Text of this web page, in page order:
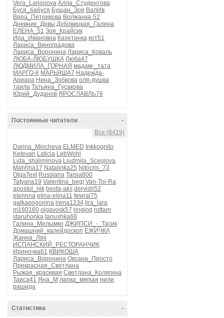
Vera_Larionova Алла_Студентова
Буся_бабуся Бущан_Зоя ВалИв
Вера_Петрикова Волжанка-52
Дневник_Девы Дубовицкая_Галина
ЕЛЕНА_51 Зоя_Крайсик
Ира_Ивановна Кахетинка кот51
Лариса_Виноградова
Лариса_Воронина Лариса_Коваль
ЛЮБА-ЛЮБУШКА Люба47
ЛЮДМИЛА_ГОРНАЯ мадам-_тата
МАРГО-К МАРЬЯША7 Надежда-
Ариана Нина_Зобкова оля-душка
таила Татьяна_Гусакова
Юрий_Дуданов ЯРОСЛАВЛЬ76
-
Постоянные читатели
Все (8419)
Darina_Mincheva ELMED Inkkognito
Ketevan Laticia LebWohl
Lida_shaliminova Liudmila_Sceglova
Mahhha17 Natalinka25 Nitocris_73
OlgaText Russlana Taisia800
Tatyana19 Valentina_begi Van-Toi-Ra
apostol_nik besta-aks dervish52
elennna elina-elina11 fewral75
galkapogonina irena1234 lira_lara
m160160 olgavosk57 ringing rottam
staruhonka tanushka68
Галина_Мелымко ДЖИПСИ_-_Тасик
Домашний_калейдоскоп ЕЖИЧКА
Жанна_Лях
ИСПАНСКИЙ_РЕСТОРАНЧИК
Ириночка61 КВИКОША
Лариса_Воронина Оксана_Просто
Прекрасная_Светлана
Рыжая_красивая Светлана_Колягина
Таиса41 Яна_М лапка_мягкая нили
рашида
-
Статистика